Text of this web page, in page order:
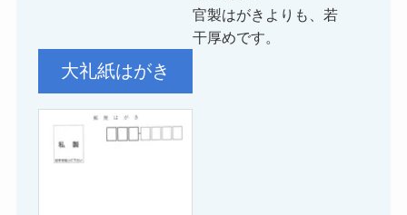
官製はがきよりも、若
干厚めです。
大礼紙はがき